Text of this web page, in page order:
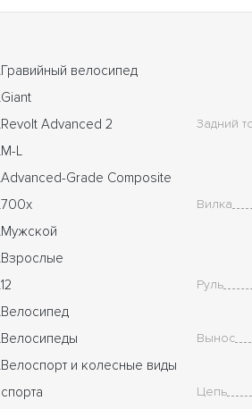
Гравийный велосипед
Giant
Revolt Advanced 2
M-L
Advanced-Grade Composite
700x
Мужской
Взрослые
12
Велосипед
Велосипеды
Велоспорт и колесные виды
спорта
Задний
Вилка
Руль
Вынос
Цепь